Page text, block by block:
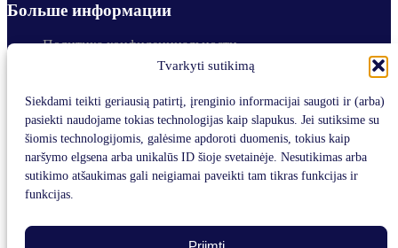
Tvarkyti sutikimą
Siekdami teikti geriausią patirtį, įrenginio informacijai saugoti ir (arba)
pasiekti naudojame tokias technologijas kaip slapukus. Jei sutiksime su
šiomis technologijomis, galėsime apdoroti duomenis, tokius kaip
naršymo elgsena arba unikalūs ID šioje svetainėje. Nesutikimas arba
sutikimo atšaukimas gali neigiamai paveikti tam tikras funkcijas ir
funkcijas.
Больше информации
Политика конфиденциальности
Возврат товаров и гарантия
Покупка и доставка товаров
Контакты
Телефон:
+370 (655) 59 394
Эл. почта:
Адрес: